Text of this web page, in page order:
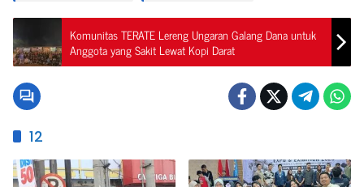
Komunitas TERATE Lereng Ungaran Galang Dana untuk
Anggota yang Sakit Lewat Kopi Darat
12